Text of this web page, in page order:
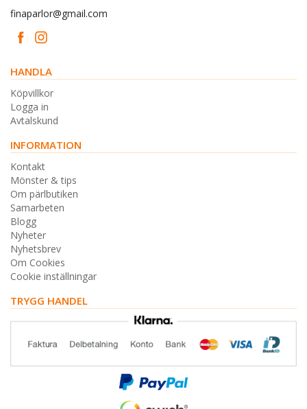
finaparlor@gmail.com
HANDLA
Köpvillkor
Logga in
Avtalskund
INFORMATION
Kontakt
Mönster & tips
Om pärlbutiken
Samarbeten
Blogg
Nyheter
Nyhetsbrev
Om Cookies
Cookie inställningar
TRYGG HANDEL